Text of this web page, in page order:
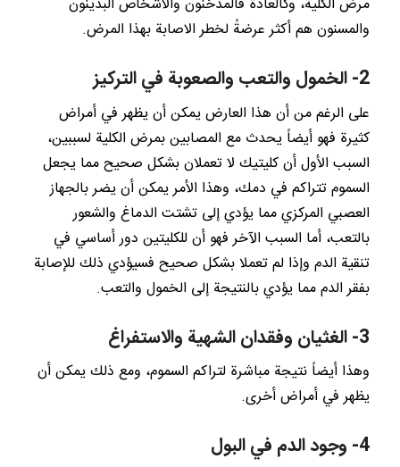
مرض الكلية، وكالعادة فالمدخنون والأشخاص البدينون
والمسنون هم أكثر عرضةً لخطر الاصابة بهذا المرض.
2- الخمول والتعب والصعوبة في التركيز
على الرغم من أن هذا العارض يمكن أن يظهر في أمراض
كثيرة فهو أيضاً يحدث مع المصابين بمرض الكلية لسببين،
السبب الأول أن كليتيك لا تعملان بشكل صحيح مما يجعل
السموم تتراكم في دمك، وهذا الأمر يمكن أن يضر بالجهاز
العصبي المركزي مما يؤدي إلى تشتت الدماغ والشعور
بالتعب، أما السبب الآخر فهو أن للكليتين دور أساسي في
تنقية الدم وإذا لم تعملا بشكل صحيح فسيؤدي ذلك للإصابة
بفقر الدم مما يؤدي بالنتيجة إلى الخمول والتعب.
3- الغثيان وفقدان الشهية والاستفراغ
وهذا أيضاً نتيجة مباشرة لتراكم السموم، ومع ذلك يمكن أن
يظهر في أمراض أخرى.
4- وجود الدم في البول